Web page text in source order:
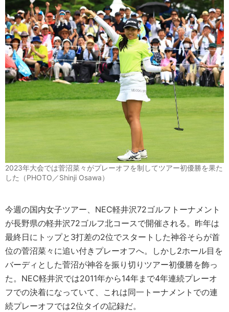
2023年大会では菅沼菜々がプレーオフを制してツアー初優勝を果た
した（PHOTO／Shinji Osawa）
今週の国内女子ツアー、NEC軽井沢72ゴルフトーナメント
が長野県の軽井沢72ゴルフ北コースで開催される。昨年は
最終日にトップと3打差の2位でスタートした神谷そらが首
位の菅沼菜々に追い付きプレーオフへ。しかし2ホール目を
バーディとした菅沼が神谷を振り切りツアー初優勝を飾っ
た。NEC軽井沢では2011年から14年まで4年連続プレーオ
フでの決着になっていて、これは同一トーナメントでの連
続プレーオフでは2位タイの記録だ。